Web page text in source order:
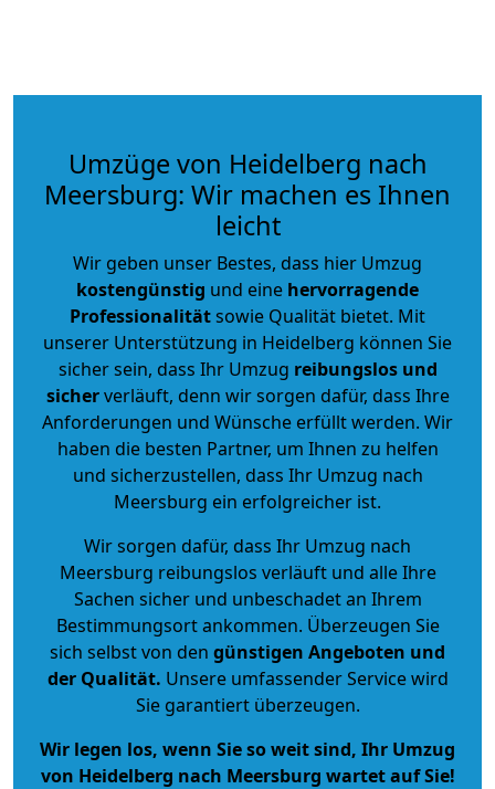
Umzüge von Heidelberg nach
Meersburg: Wir machen es Ihnen
leicht
Wir geben unser Bestes, dass hier Umzug
kostengünstig und eine hervorragende
Professionalitätsowie Qualität bietet. Mit
unserer Unterstützung in Heidelberg können Sie
sicher sein, dass Ihr Umzug reibungslos und
sicherverläuft, denn wir sorgen dafür, dass Ihre
Anforderungen und Wünsche erfüllt werden. Wir
haben die besten Partner, um Ihnen zu helfen
und sicherzustellen, dass Ihr Umzug nach
Meersburg ein erfolgreicher ist.
Wir sorgen dafür, dass Ihr Umzug nach
Meersburg reibungslos verläuft und alle Ihre
Sachen sicher und unbeschadet an Ihrem
Bestimmungsort ankommen. Überzeugen Sie
sich selbst von den günstigen Angeboten und
der Qualität. Unsere umfassender Service wird
Sie garantiert überzeugen.
Wir legen los, wenn Sie so weit sind, Ihr Umzug
von Heidelberg nach Meersburg wartet auf Sie!